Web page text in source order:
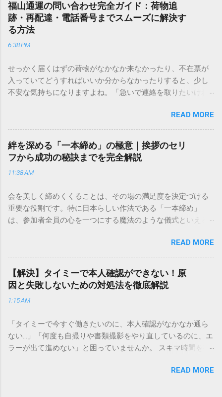
福山通運の問い合わせ完全ガイド：荷物追
跡・再配達・電話番号までスムーズに解決す
る方法
6:38 PM
せっかく届くはずの荷物がなかなか来なかったり、不在票が
入っていてどうすればいいか分からなかったりすると、少し
不安な気持ちになりますよね。「急いで連絡を取りたいけれ
きできる？」といった疑問を抱える方も多いはずです。 福山
通運は企業間物流のイメージが強いかもしれませんが、個人
向けの宅配サービスも非常に充実しています。大切なのは、
目的に合わせた適切な連絡先を選ぶことです。この記事で
は、荷物の追跡確認から営業所への電話連絡、再配達の依頼
手順まで、初めての方でも迷わずに解決できる方法を詳しく
本全国に広範なネットワークを持つ大手運送会社です。特に
重量物や大型の荷物、そして企業間の輸送において圧倒的な
実績を誇ります。 個人で利用する場合、他の宅配業者と少し
いう特徴があります。地域に密着した各拠点が配送をコント
ロールしているため、現場の状況に合わせた柔軟な相談がし
やすいのがメリットです。まずは、今抱えている悩みがどの
サービスで解決できるかを確認していきましょう。 1. 荷物の
るのが最も効率的です。現在の荷物がいったいどこにあるの
か、いつ届く予定なのかは、お手元の番号一つで判明しま
す。 伝票番号（お問い合わせ番号）を準備する : 送り状（伝
票）の控えに記載されている、数字の並びを確認してくださ
い。これが荷物の識別番号になります。 確認できる内容 : 集
READ MORE
絆を深める「一本締め」の極意｜挨拶のセリ
フから成功の秘訣までを完全解説
11:38 AM
会を美しく締めくくることは、その場の満足度を決定づける
重要な役割です。特に日本らしい作法である「一本締め」
は、参加者全員の心を一つにする魔法のような儀式といえる
「手拍子のリズムに自信がない」と不安を感じる方も多いは
ずです。この記事では、ビジネスからカジュアルな集まりま
で、どのような場面でも堂々と立ち振る舞えるための「一本
締め」の作法を、基礎知識から具体的なセリフ例まで丁寧に
解説します。 一本締めとは？その本質と効果 一本締めは、単
に手を叩いて終わらせる作業ではありません。その時間、そ
て刻み込む伝統的な儀礼です。 一本締めがもたらすポジティ
ブな効果 一体感の創出 参加者全員が一斉に同じリズムを刻む
ことで、集団としての連帯感が生まれます。 心地よい終幕
韻を大切にしながら、すっきりと解散することができます。
READ MORE
【解決】タイミーで本人確認ができない！原
因と失敗しないための対処法を徹底解説
1:15 AM
「タイミーで今すぐ働きたいのに、本人確認がなかなか通ら
ない…」「何度も自撮りや書類撮影をやり直しているのに、エ
ラーが出て進めない」と困っていませんか。 スキマ時間を有
賢い働き方に欠かせないツールです。しかし、その最初の壁
READ MORE